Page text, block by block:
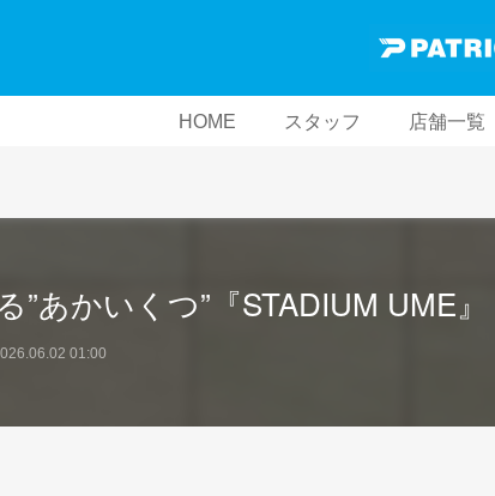
HOME スタッフ 店舗一覧
”あかいくつ”『STADIUM UME』
01:00